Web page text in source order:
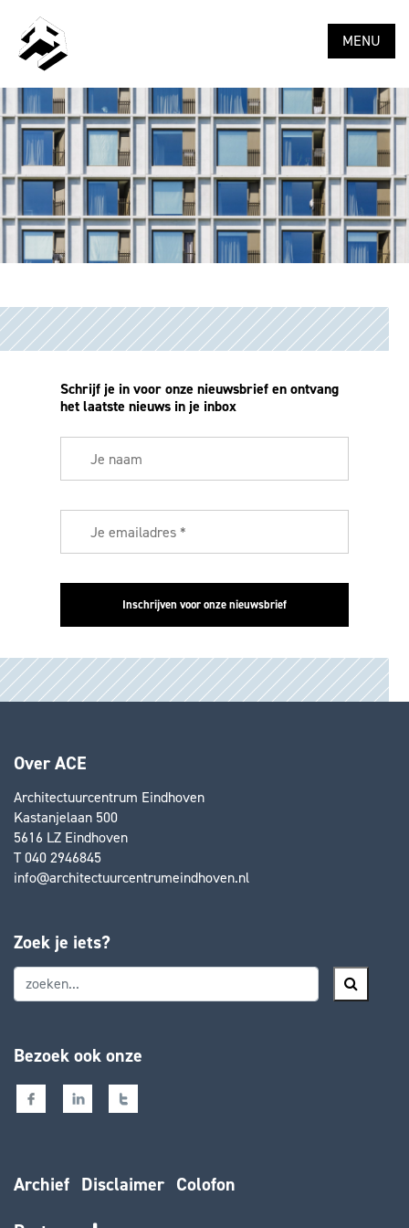
MENU
Schrijf je in voor onze nieuwsbrief en ontvang
het laatste nieuws in je inbox
Over ACE
Architectuurcentrum Eindhoven
Kastanjelaan 500
5616 LZ Eindhoven
T 040 2946845
info@architectuurcentrumeindhoven.nl
Zoek je iets?
Bezoek ook onze
Archief Disclaimer Colofon